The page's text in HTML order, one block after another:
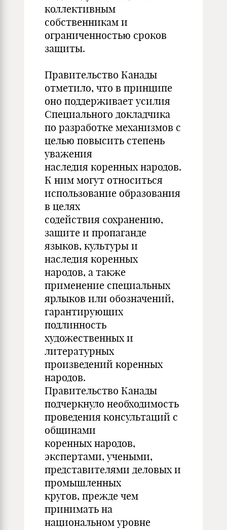
коллективным
собственникам и
ограниченностью сроков
защиты.
Правительство Канады
отметило, что в принципе
оно поддерживает усилия
Специального докладчика
по разработке механизмов с
целью повысить степень
уважения
наследия коренных народов.
К ним могут относиться
использование образования
в целях
содействия сохранению,
защите и пропаганде
языков, культуры и
наследия коренных
народов, а также
применение специальных
ярлыков или обозначений,
гарантирующих
подлинность
художественных и
литературных
произведений коренных
народов.
Правительство Канады
подчеркнуло необходимость
проведения консультаций с
общинами
коренных народов,
экспертами, учеными,
представителями деловых и
промышленных
кругов, прежде чем
принимать на
национальном уровне